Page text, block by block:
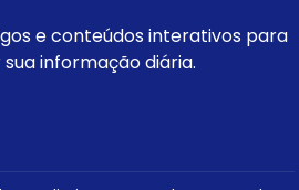
e conteúdos interativos para
informação diária.